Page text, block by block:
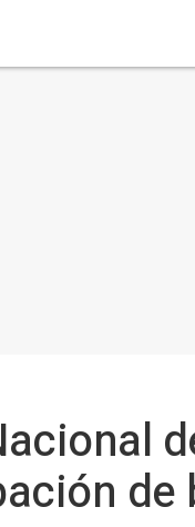
de